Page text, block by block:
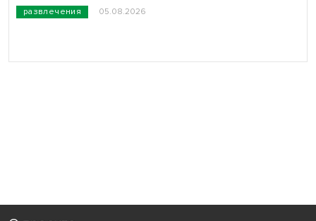
развлечения 05.08.2026